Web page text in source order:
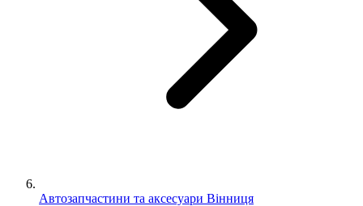
Автозапчастини та аксесуари Вінниця